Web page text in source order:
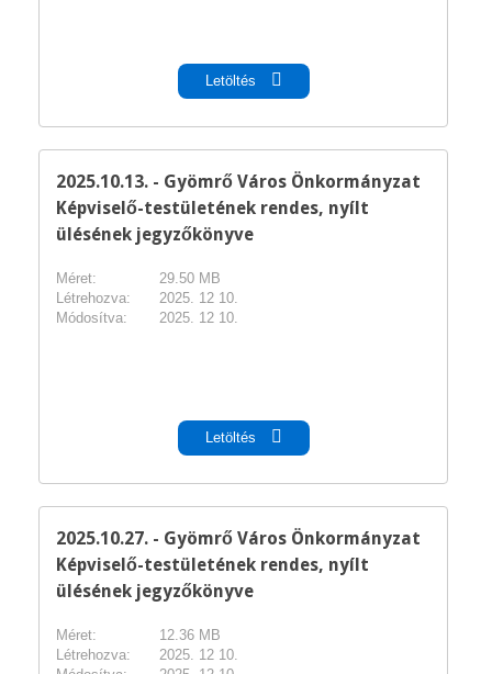
Letöltés
2025.10.13. - Gyömrő Város Önkormányzat
Képviselő-testületének rendes, nyílt
ülésének jegyzőkönyve
Méret:
29.50 MB
Létrehozva:
2025. 12 10.
Módosítva:
2025. 12 10.
Letöltés
2025.10.27. - Gyömrő Város Önkormányzat
Képviselő-testületének rendes, nyílt
ülésének jegyzőkönyve
Méret:
12.36 MB
Létrehozva:
2025. 12 10.